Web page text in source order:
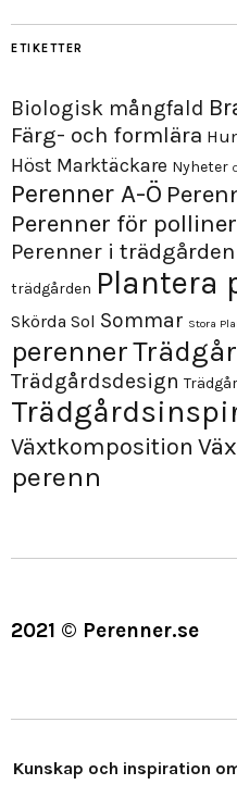
ETIKETTER
Biologisk mångfald
Färg- och formlära
Höst Marktäckare Nyheter
Perenner A-Ö
Perenner för
Perenner i trädgården
trädgården Plantera
Skörda Sol Sommar Stora
perenner
Trädgårdsdesign
Växtkomposition
perenn
2021 © Perenner.se
Kunskap och inspiration